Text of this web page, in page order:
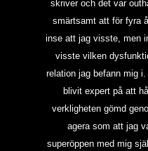
skriver och det var
smärtsamt att för fyra
inse att jag visste, men
visste vilken
relation jag befann mig
blivit expert på att
verkligheten gömd
agera som att jag
superöppen med mig